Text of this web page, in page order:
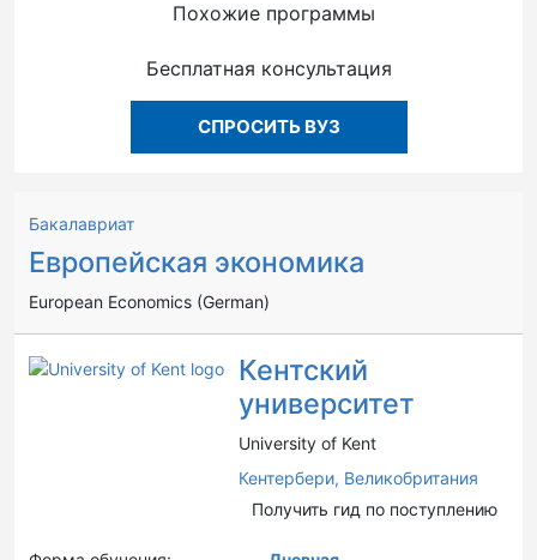
Похожие программы
Бесплатная консультация
СПРОСИТЬ ВУЗ
Бакалавриат
Европейская экономика
European Economics (German)
Кентский
университет
University of Kent
Кентербери, Великобритания
Получить гид по поступлению